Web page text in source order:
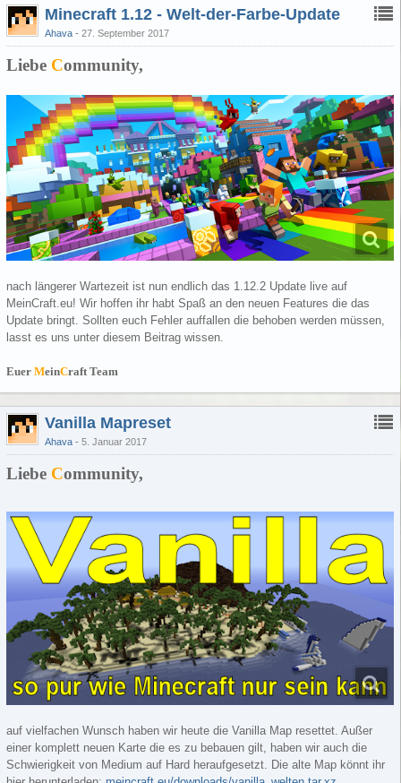
Minecraft 1.12 - Welt-der-Farbe-Update
Ahava 27. September 2017
Liebe Community,
nach längerer Wartezeit ist nun endlich das 1.12.2 Update live auf
MeinCraft.eu! Wir hoffen ihr habt Spaß an den neuen Features die das
Update bringt. Sollten euch Fehler auffallen die behoben werden müssen,
lasst es uns unter diesem Beitrag wissen.
Euer MeinCraft Team
Vanilla Mapreset
Ahava 5. Januar 2017
Liebe Community,
auf vielfachen Wunsch haben wir heute die Vanilla Map resettet. Außer
einer komplett neuen Karte die es zu bebauen gilt, haben wir auch die
Schwierigkeit von Medium auf Hard heraufgesetzt. Die alte Map könnt ihr